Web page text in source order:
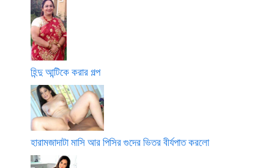
হিন্দু আন্টিকে করার গল্প
হারামজাদাটা মাসি আর পিসির গুদের ভিতর বীর্যপাত করলো